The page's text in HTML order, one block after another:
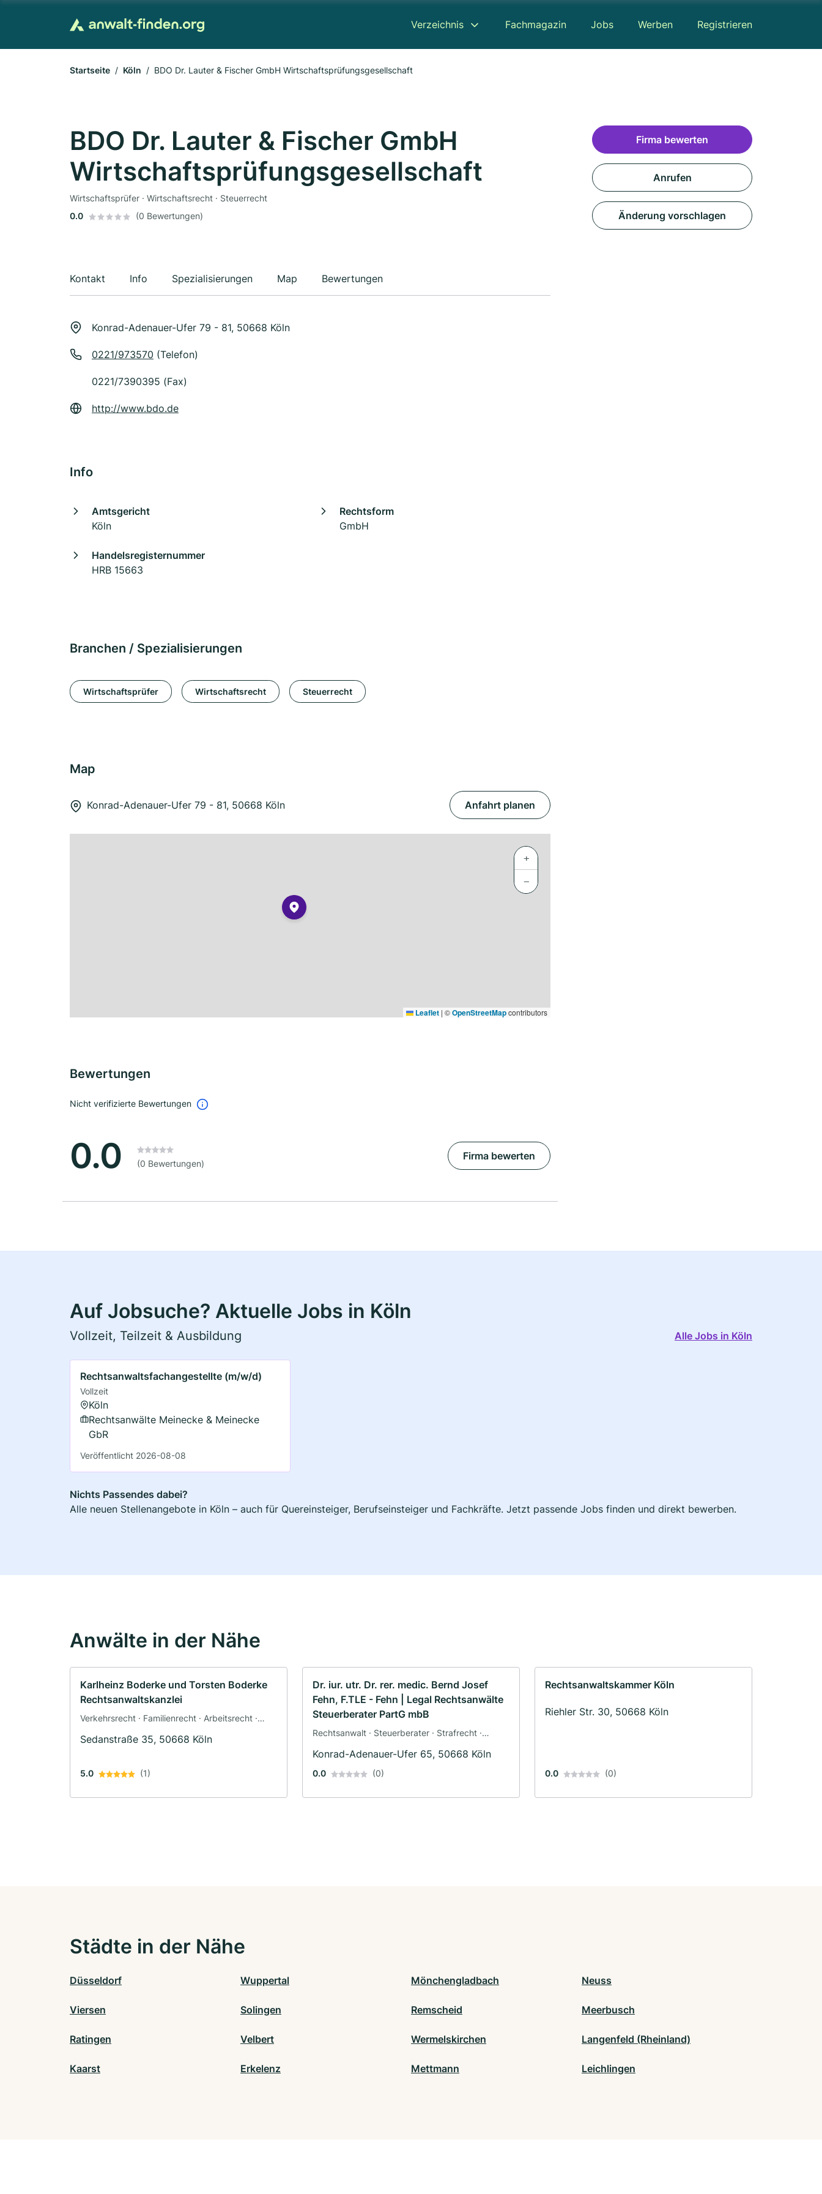
Verzeichnis Fachmagazin Jobs Werben Registrieren
Startseite Köln BDO Dr. Lauter & Fischer GmbH Wirtschaftsprüfungsgesellschaft
BDO Dr. Lauter & Fischer GmbH
Wirtschaftsprüfungsgesellschaft
Wirtschaftsprüfer · Wirtschaftsrecht · Steuerrecht
0.0
(0 Bewertungen)
Kontakt Info Spezialisierungen Map Bewertungen
Konrad-Adenauer-Ufer 79 - 81, 50668 Köln
0221/973570 (Telefon)
0221/7390395 (Fax)
http://www.bdo.de
Info
Amtsgericht
Köln
Rechtsform
GmbH
Handelsregisternummer
HRB 15663
Branchen / Spezialisierungen
Wirtschaftsprüfer Wirtschaftsrecht Steuerrecht
Map
Konrad-Adenauer-Ufer 79 - 81, 50668 Köln Anfahrt planen
+
−
Leaflet | ©OpenStreetMapcontributors
Bewertungen
Nicht verifizierte Bewertungen
0.0 (0 Bewertungen)
Firma bewerten
Firma bewerten
Anrufen
Änderung vorschlagen
Auf Jobsuche? Aktuelle Jobs in Köln
Vollzeit, Teilzeit & Ausbildung Alle Jobs in Köln
Rechtsanwaltsfachangestellte (m/w/d)
Vollzeit
Köln
Rechtsanwälte Meinecke & Meinecke
GbR
Veröffentlicht 2026-08-08
Nichts Passendes dabei?
Alle neuen Stellenangebote in Köln – auch für Quereinsteiger, Berufseinsteiger und Fachkräfte. Jetzt passende Jobs finden und direkt bewerben.
Anwälte in der Nähe
Karlheinz Boderke und Torsten Boderke
Rechtsanwaltskanzlei
Verkehrsrecht · Familienrecht · Arbeitsrecht ·
Sedanstraße 35, 50668 Köln
5.0 (1)
Dr. iur. utr. Dr. rer. medic. Bernd Josef
Fehn, F.TLE - Fehn | Legal Rechtsanwälte
Steuerberater PartG mbB
Rechtsanwalt · Steuerberater · Strafrecht ·
Konrad-Adenauer-Ufer 65, 50668 Köln
0.0 (0)
Rechtsanwaltskammer Köln
Riehler Str. 30, 50668 Köln
0.0 (0)
Städte in der Nähe
Düsseldorf Wuppertal Mönchengladbach Neuss
Viersen Solingen Remscheid Meerbusch
Ratingen Velbert Wermelskirchen Langenfeld (Rheinland)
Kaarst Erkelenz Mettmann Leichlingen